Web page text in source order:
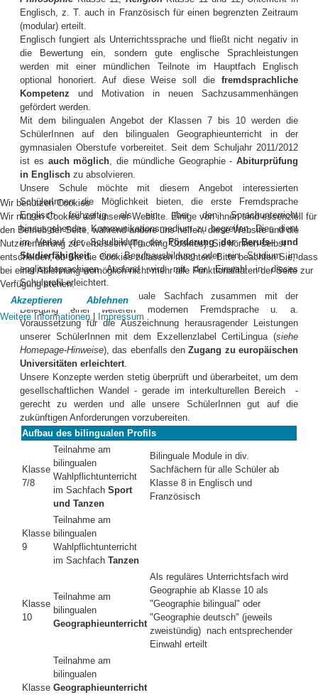
Englisch, z. T. auch in Französisch für einen begrenzten Zeitraum
(modular) erteilt.
Englisch fungiert als Unterrichtssprache und fließt nicht negativ in
die Bewertung ein, sondern gute englische Sprachleistungen
werden mit einer mündlichen Teilnote im Hauptfach Englisch
optional honoriert. Auf diese Weise soll die fremdsprachliche
Kompetenz und Motivation in neuen Sachzusammenhängen
gefördert werden.
Mit dem bilingualen Angebot der Klassen 7 bis 10 werden die
SchülerInnen auf den bilingualen Geographieunterricht in der
gymnasialen Oberstufe vorbereitet. Seit dem Schuljahr 2011/2012
ist es auch möglich, die mündliche Geographie - Abiturprüfung
in Englisch zu absolvieren.
Unsere Schule möchte mit diesem Angebot interessierten
SchülerInnen die Möglichkeit bieten, die erste Fremdsprache
Englisch frühzeitig als ein über den Sprachunterricht
hinausgehendes Kommunikationsmedium zu begreifen. Dies dient
im Verlauf der Schulbildung der Förderung der Berufs– und
Studierfähigkeit, eine Berufsausbildung oder ein Studium im
englischsprachigen Ausland wird mit der Einwahl in dieses
Schulprofil erleichtert.
Gleichzeitig ist das bilinguale Sachfach zusammen mit der
Belegung einer weiteren modernen Fremdsprache u. a.
Voraussetzung für die Auszeichnung herausragender Leistungen
unserer SchülerInnen mit dem Exzellenzlabel CertiLingua (siehe
Homepage-Hinweise), das ebenfalls denZugang zu europäischen
Universitäten erleichtert.
Unsere Konzepte werden stetig überprüft und überarbeitet, um dem
gesellschaftlichen Wandel - gerade im interkulturellen Bereich -
gerecht zu werden und alle unsere SchülerInnen gut auf die
zukünftigen Anforderungen vorzubereiten.
Aufbau des bilingualen Profils
Klasse
7/8
Teilnahme am
bilingualen
Wahlpflichtunterricht
im Sachfach Sport
und Tanzen
Bilinguale Module in div.
Sachfächern für alle Schüler ab
Klasse 8 in Englisch und
Französisch
Klasse
9
Teilnahme am
bilingualen
Wahlpflichtunterricht
im Sachfach Tanzen
Klasse
10
Teilnahme am
bilingualen
Geographieunterricht
Als reguläres Unterrichtsfach wird
Geographie ab Klasse 10 als
"Geographie bilingual" oder
"Geographie deutsch" (jeweils
zweistündig) nach entsprechender
Einwahl erteilt
Klasse
Teilnahme am
bilingualen
Geographieunterricht
Wir benutzen Cookies
Wir nutzen Cookies auf unserer Website. Einige von ihnen sind essenziell für
den Betrieb der Seite, während andere uns helfen, diese Website und die
Nutzererfahrung zu verbessern (Tracking Cookies). Sie können selbst
entscheiden, ob Sie die Cookies zulassen möchten. Bitte beachten Sie, dass
bei einer Ablehnung womöglich nicht mehr alle Funktionalitäten der Seite zur
Verfügung stehen.
Akzeptieren
Ablehnen
Weitere Informationen | Impressum